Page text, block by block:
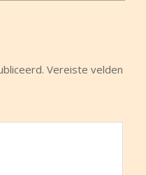
Vereiste velden